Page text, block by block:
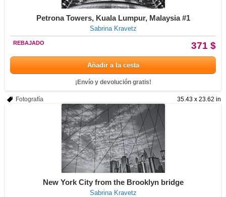
Petrona Towers, Kuala Lumpur, Malaysia #1
Sabrina Kravetz
371 $
REBAJADO
Añadir a la cesta
¡Envío y devolución gratis!
35.43 x 23.62 in
Fotografía
New York City from the Brooklyn bridge
Sabrina Kravetz